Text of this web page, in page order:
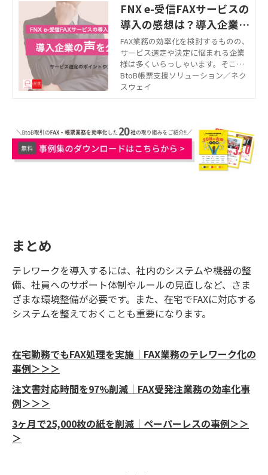
FNX e-受信FAXサービスの
導入の感想は？導入企業の
声を公開！
FAX業務の効率化を検討するものの、
サービス選定や決定に悩まれる企業
様は多くいらっしゃいます。そこで
今回、ネクスウェイのFAX電子化クラ
ウドサービス「FNX e-受信FAXサービ
ウド化のサービスを検討する際の参
考に、ぜひご覧ください。
BtoB帳票支援ソリューション／ネク
スウェイ
まとめ
テレワークを導入するには、社内のシステムや機器の整
備、社員へのサポート体制やルールの見直しなど、さま
ざまな環境整備が必要です。また、在宅でFAXに対応する
システムを整えておくことも重要になります。
在宅勤務でもFAX処理を実施｜FAX業務のテレワーク化の
事例＞＞＞
注文書対応時間を97%削減｜FAX受発注業務の効率化事
例＞＞＞
3ヶ月で25,000枚の紙を削減｜ペーパーレスの事例＞＞
＞